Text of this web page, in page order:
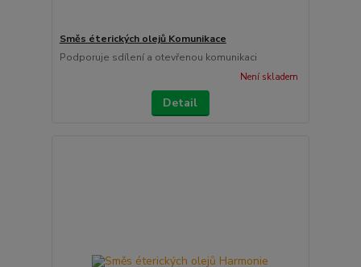
Směs éterických olejů Komunikace
Podporuje sdílení a otevřenou komunikaci
Není skladem
Detail